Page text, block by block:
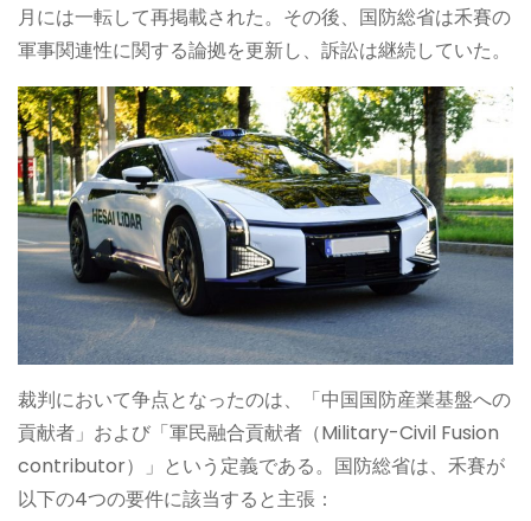
月には一転して再掲載された。その後、国防総省は禾賽の
軍事関連性に関する論拠を更新し、訴訟は継続していた。
裁判において争点となったのは、「中国国防産業基盤への
貢献者」および「軍民融合貢献者（Military-Civil Fusion
contributor）」という定義である。国防総省は、禾賽が
以下の4つの要件に該当すると主張：